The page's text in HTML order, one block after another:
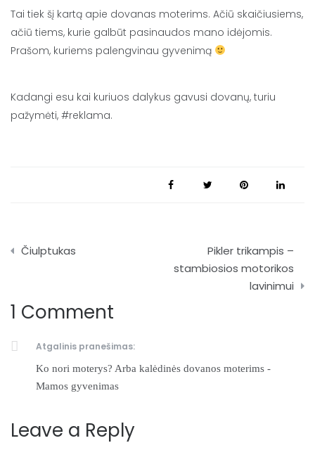
Tai tiek šį kartą apie dovanas moterims. Ačiū skaičiusiems,
ačiū tiems, kurie galbūt pasinaudos mano idėjomis.
Prašom, kuriems palengvinau gyvenimą
Kadangi esu kai kuriuos dalykus gavusi dovanų, turiu
pažymėti, #reklama.
Navigacija
Čiulptukas
Pikler trikampis –
stambiosios motorikos
lavinimui
1 Comment
Atgalinis pranešimas:
Ko nori moterys? Arba kalėdinės dovanos moterims -
Mamos gyvenimas
Leave a Reply